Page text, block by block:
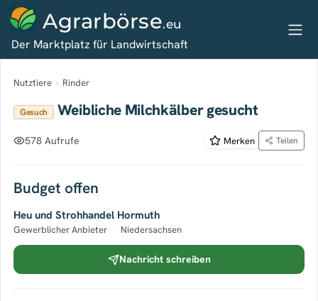
Agrarbörse.eu
Der Marktplatz für Landwirtschaft
Nutztiere › Rinder
Gesuch Weibliche Milchkälber gesucht
578 Aufrufe Merken Teilen
Budget offen
Heu und Strohhandel Hormuth
Gewerblicher Anbieter · Niedersachsen
Nachricht schreiben